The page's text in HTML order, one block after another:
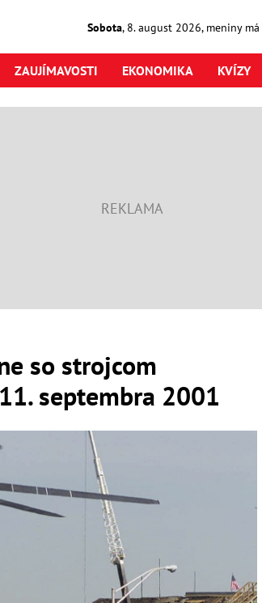
Sobota, 8. august2026, meniny má
ZAUJÍMAVOSTI EKONOMIKA KVÍZY
so strojcom
septembra 2001